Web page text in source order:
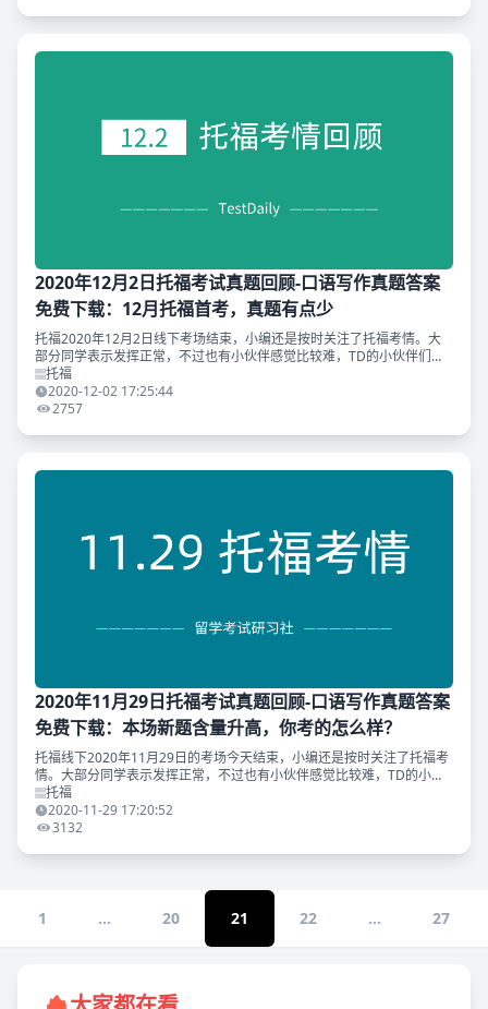
2020年12月2日托福考试真题回顾-口语写作真题答案
免费下载：12月托福首考，真题有点少
托福2020年12月2日线下考场结束，小编还是按时关注了托福考情。大
部分同学表示发挥正常，不过也有小伙伴感觉比较难，TD的小伙伴们考
的怎么样？你开门红了吗？这次考试的真题确实有点少呢…… 与往常一
样，TD为你精心
托福
2020-12-02 17:25:44
2757
2020年11月29日托福考试真题回顾-口语写作真题答案
免费下载：本场新题含量升高，你考的怎么样？
托福线下2020年11月29日的考场今天结束，小编还是按时关注了托福考
情。大部分同学表示发挥正常，不过也有小伙伴感觉比较难，TD的小伙
伴们考的怎么样？今天考试的新题出现比较多，ETS也终于一改以往旧题
出出出的现象
托福
2020-11-29 17:20:52
3132
1 ... 20 21 22 ... 27